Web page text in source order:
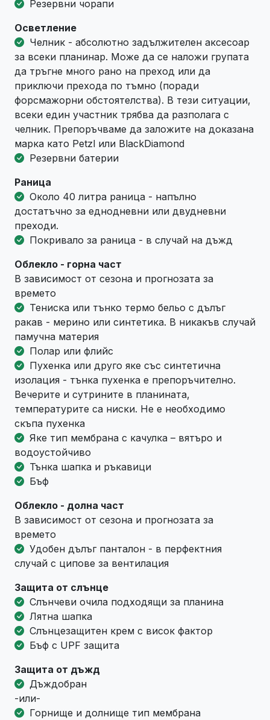
Резервни чорапи
Осветление
Челник - абсолютно задължителен аксесоар
за всеки планинар. Може да се наложи групата
да тръгне много рано на преход или да
приключи прехода по тъмно (поради
форсмажорни обстоятелства). В тези ситуации,
всеки един участник трябва да разполага с
челник. Препоръчваме да заложите на доказана
марка като Petzl или BlackDiamond
Резервни батерии
Раница
Около 40 литра раница - напълно
достатъчно за еднодневни или двудневни
преходи.
Покривало за раница - в случай на дъжд
Облекло - горна част
В зависимост от сезона и прогнозата за
времето
Тениска или тънко термо бельо с дълъг
ракав - мерино или синтетика. В никакъв случай
памучна материя
Полар или флийс
Пухенка или друго яке със синтетична
изолация - тънка пухенка е препоръчително.
Вечерите и сутрините в планината,
температурите са ниски. Не е необходимо
скъпа пухенка
Яке тип мембрана с качулка – вятъро и
водоустойчиво
Тънка шапка и ръкавици
Бъф
Облекло - долна част
В зависимост от сезона и прогнозата за
времето
Удобен дълъг панталон - в перфектния
случай с ципове за вентилация
Защита от слънце
Слънчеви очила подходящи за планина
Лятна шапка
Слънцезащитен крем с висок фактор
Бъф с UPF защита
Защита от дъжд
Дъждобран
-или-
Горнище и долнище тип мембрана